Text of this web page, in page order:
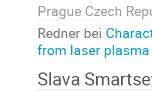
Prague Czech
Redner bei
from laser
Slava